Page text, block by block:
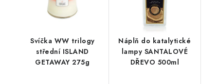
Svíčka WW trilogy
střední ISLAND
GETAWAY 275g
Náplň do katalytické
lampy SANTALOVÉ
DŘEVO 500ml